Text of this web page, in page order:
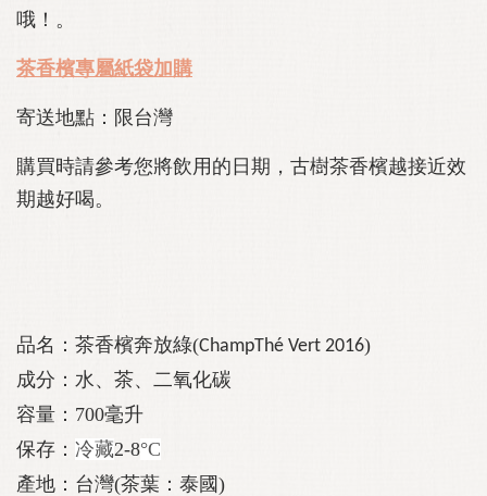
哦！ 。
茶香檳專屬紙袋加購
寄送地點：限台灣
購買時請參考您將飲用的日期，古樹茶香檳越接近效
期越好喝。
品名：茶香檳奔放綠(ChampThé Vert 2016)
成分：水、茶、二氧化碳
容量：700毫升
保存： 冷藏2-8°C
產地：台灣(茶葉：泰國)